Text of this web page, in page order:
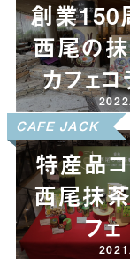
創業150
西尾の
カフェ
CAFE JACK
特産品
西尾抹
フェ